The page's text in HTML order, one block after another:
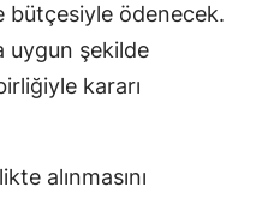
bütçesiyle ödenecek.
uygun şekilde
kararı
alınmasını